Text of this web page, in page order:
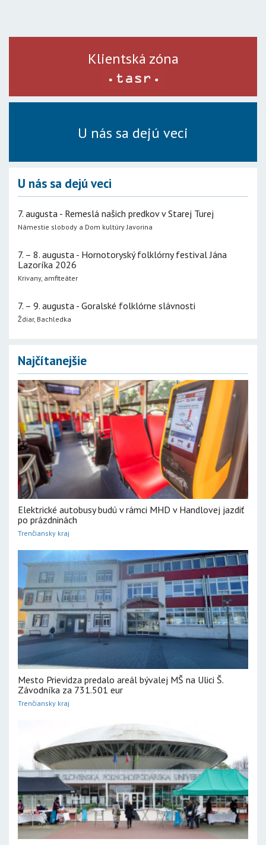
Klientská zóna
U nás sa dejú veci
U nás sa dejú veci
7. augusta - Remeslá našich predkov v Starej Turej
Námestie slobody a Dom kultúry Javorina
7. – 8. augusta - Hornotoryský folklórny festival Jána
Lazoríka 2026
Krivany, amfiteáter
7. – 9. augusta - Goralské folklórne slávnosti
Ždiar, Bachledka
Najčítanejšie
Elektrické autobusy budú v rámci MHD v Handlovej jazdiť
po prázdninách
Trenčiansky kraj
Mesto Prievidza predalo areál bývalej MŠ na Ulici Š.
Závodníka za 731.501 eur
Trenčiansky kraj